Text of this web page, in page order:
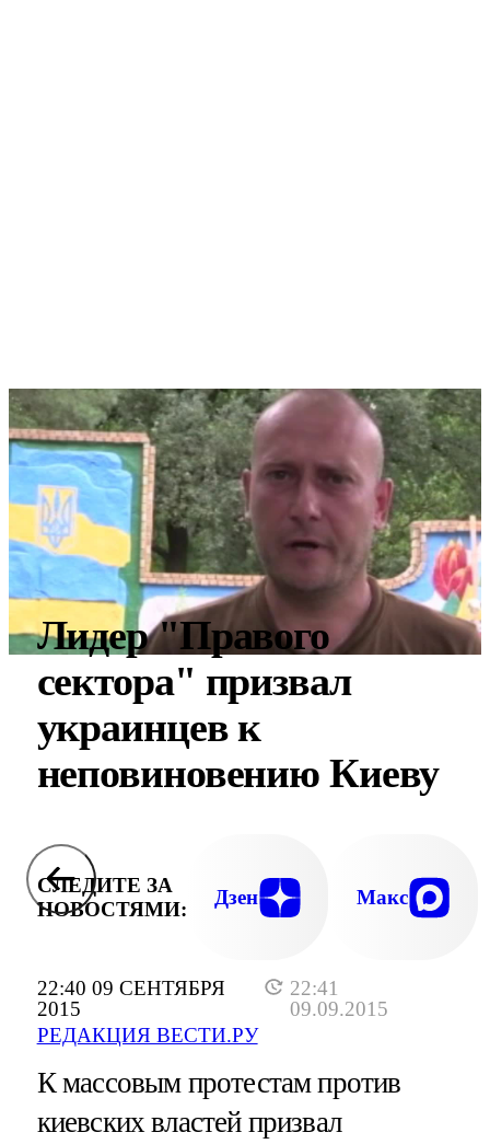
22:40 09 СЕНТЯБРЯ
2015
22:41
09.09.2015
РЕДАКЦИЯ ВЕСТИ.РУ
Лидер "Правого
сектора" призвал
украинцев к
неповиновению Киеву
СЛЕДИТЕ ЗА
НОВОСТЯМИ:
Дзен Макс
К массовым протестам против
киевских властей призвал